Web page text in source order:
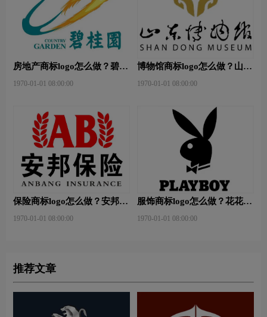
房地产商标logo怎么做？碧桂
1970-01-01 08:00:00
博物馆商标logo怎么做？山东
logo设计
1970-01-01 08:00:00
保险商标logo怎么做？安邦保
1970-01-01 08:00:00
服饰商标logo怎么做？花花公
1970-01-01 08:00:00
推荐文章